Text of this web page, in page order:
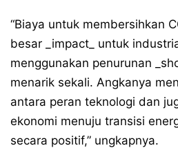
“Biaya untuk membersihkan
besar _impact_ untuk
menggunakan penurunan
menarik sekali. Angkanya
antara peran teknologi dan
ekonomi menuju transisi
secara positif,” ungkapnya.